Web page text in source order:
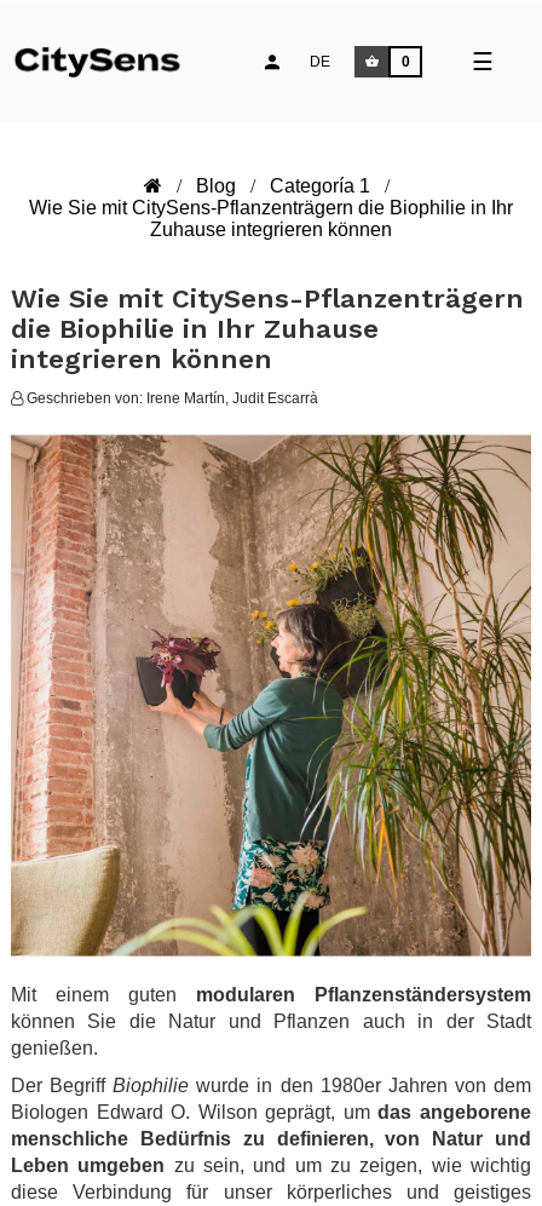
☰
DE 0
Blog
Categoría 1
Wie Sie mit CitySens-Pflanzenträgern die Biophilie in Ihr
Zuhause integrieren können
Wie Sie mit CitySens-Pflanzenträgern
die Biophilie in Ihr Zuhause
integrieren können
Geschrieben von: Irene Martín, Judit Escarrà
Mit einem guten modularen Pflanzenständersystem
können Sie die Natur und Pflanzen auch in der Stadt
genießen.
Der BegriffBiophilie wurde in den 1980er Jahren von dem
Biologen Edward O. Wilson geprägt, umdas angeborene
menschliche Bedürfnis zu definieren, von Natur und
Leben umgeben zu sein, und um zu zeigen, wie wichtig
diese Verbindung für unser körperliches und geistiges